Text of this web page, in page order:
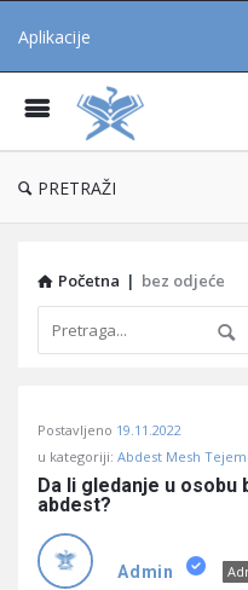
Aplikacije
PRETRAŽI
Početna | bez odjeće
Učene
Latest
Pitanja
Postavljeno 19.11.2022
u kategoriji: Abdest Mesh
Da li gledanje u
abdest?
Admin